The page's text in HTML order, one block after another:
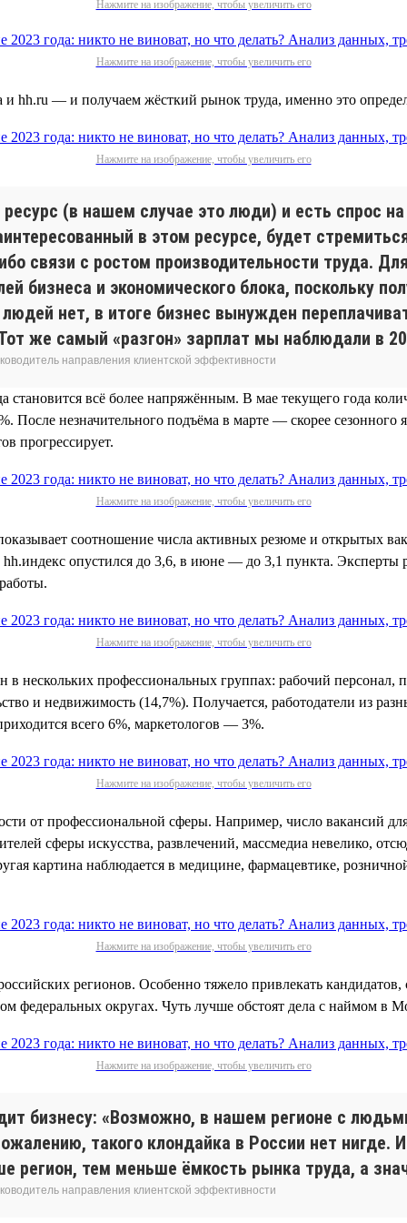
Нажмите на изображение, чтобы увеличить его
Нажмите на изображение, чтобы увеличить его
и hh.ru — и получаем жёсткий рынок труда, именно это
Нажмите на изображение, чтобы увеличить его
(в нашем случае это люди) и есть спрос
в этом ресурсе, будет
связи с ростом производительности труда.
бизнеса и экономического блока, поскольку
нет, в итоге бизнес вынужден
же самый «разгон» зарплат мы наблюдали в
направления клиентской эффективности
всё более напряжённым. В мае текущего года
После незначительного подъёма в марте — скорее
прогрессирует.
Нажмите на изображение, чтобы увеличить его
соотношение числа активных резюме и открытых
опустился до 3,6, в июне — до 3,1 пункта. Эксперты
Нажмите на изображение, чтобы увеличить его
в нескольких профессиональных группах: рабочий
и недвижимость (14,7%). Получается, работодатели из
всего 6%, маркетологов — 3%.
Нажмите на изображение, чтобы увеличить его
от профессиональной сферы. Например, число вакансий
сферы искусства, развлечений, массмедиа невелико,
картина наблюдается в медицине, фармацевтике,
Нажмите на изображение, чтобы увеличить его
регионов. Особенно тяжело привлекать
федеральных округах. Чуть лучше обстоят дела с наймом в
Нажмите на изображение, чтобы увеличить его
бизнесу: «Возможно, в нашем регионе с
такого клондайка в России нет
тем меньше ёмкость рынка труда, а
направления клиентской эффективности